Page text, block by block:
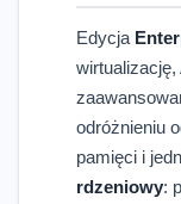
Edycja
odróżnieniu
pamięci i
rdzeniowy: